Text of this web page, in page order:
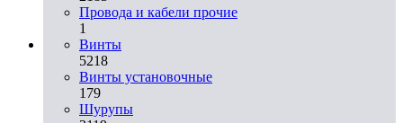
Провода и кабели прочие
1
Винты
5218
Винты установочные
179
Шурупы